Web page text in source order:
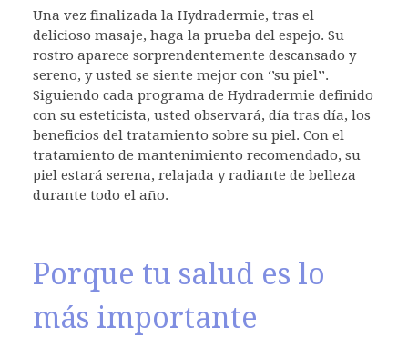
Una vez finalizada la Hydradermie, tras el
delicioso masaje, haga la prueba del espejo. Su
rostro aparece sorprendentemente descansado y
sereno, y usted se siente mejor con ‘’su piel’’.
Siguiendo cada programa de Hydradermie definido
con su esteticista, usted observará, día tras día, los
beneficios del tratamiento sobre su piel. Con el
tratamiento de mantenimiento recomendado, su
piel estará serena, relajada y radiante de belleza
durante todo el año.
Porque tu salud es lo
más importante